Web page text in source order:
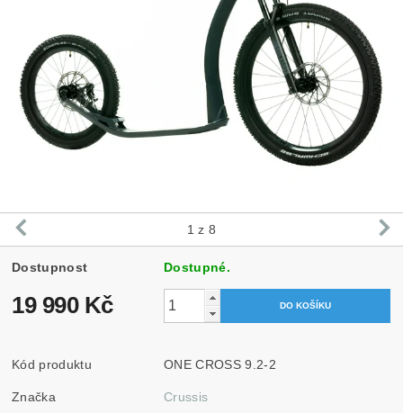
1 z 8
Dostupnost Dostupné.
19 990 Kč
Kód produktu ONE CROSS 9.2-2
Značka Crussis